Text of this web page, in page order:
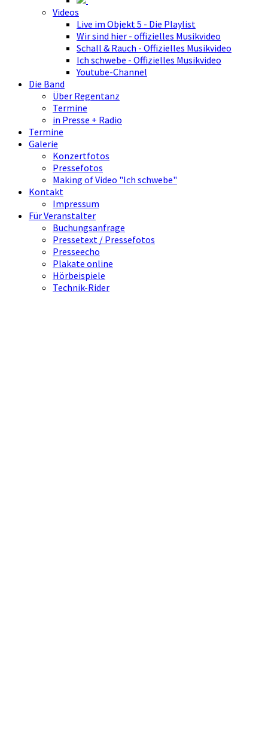
Videos
Live im Objekt 5 - Die Playlist
Wir sind hier - offizielles Musikvideo
Schall & Rauch - Offizielles Musikvideo
Ich schwebe - Offizielles Musikvideo
Youtube-Channel
Die Band
Über Regentanz
Termine
in Presse + Radio
Termine
Galerie
Konzertfotos
Pressefotos
Making of Video "Ich schwebe"
Kontakt
Impressum
Für Veranstalter
Buchungsanfrage
Pressetext / Pressefotos
Presseecho
Plakate online
Hörbeispiele
Technik-Rider